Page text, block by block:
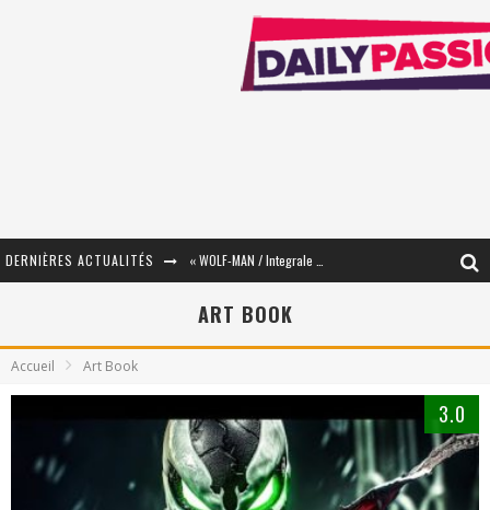
DERNIÈRES ACTUALITÉS
« WOLF-MAN / Integrale Tomes 1 et 2 » - Cruelle Vengeance !
« The Broken Ring / This Mariage Will Fail Anyway » (Tome 2) – Préparer sa vengeance…
Star Fox
ART BOOK
Accueil Art Book
3.0